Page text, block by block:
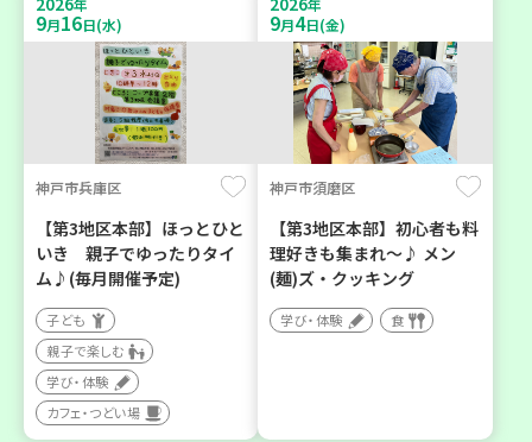
年
9月16日(水)
神戸市兵庫区
【第3地区本部】ほっとひと
いき 親子でゆったりタイ
ム♪(毎月開催予定)
子ども
親子で楽しむ
学び・体験
カフェ・つどい場
年
9月4日(金)
神戸市須磨区
【第3地区本部】初心者も料
理好きも集まれ～♪ メン
(麺)ズ・クッキング
学び・体験 食